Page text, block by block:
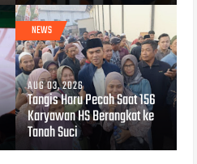
NEWS
AUG 03, 2026
Tangis Haru Pecah Saat 156
Karyawan HS Berangkat ke
Tanah Suci